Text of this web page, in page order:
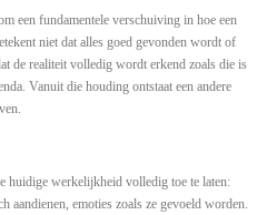
een fundamentele verschuiving in hoe een
niet dat alles goed gevonden wordt of
de realiteit volledig wordt erkend zoals die is
Vanuit die houding ontstaat een andere
huidige werkelijkheid volledig toe te laten:
aandienen, emoties zoals ze gevoeld worden.